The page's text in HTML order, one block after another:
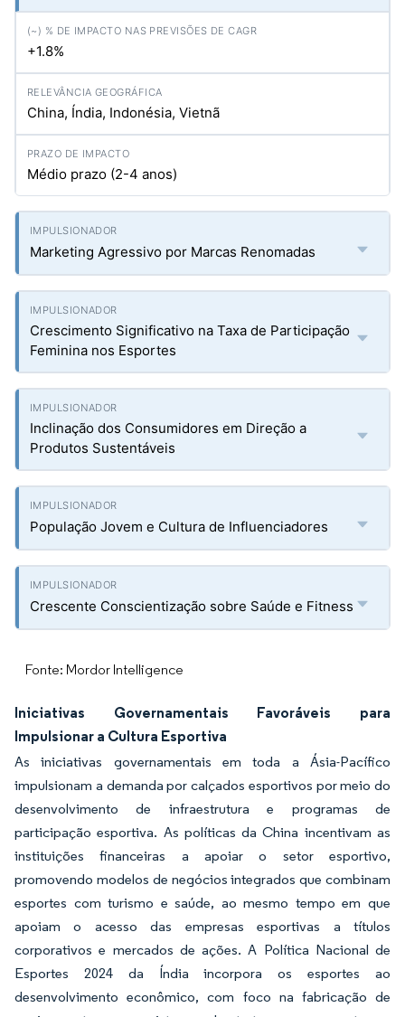
+1.8%
China, Índia, Indonésia, Vietnã
Médio prazo (2-4 anos)
Marketing Agressivo por Marcas Renomadas
Crescimento Significativo na Taxa de Participação
Feminina nos Esportes
Inclinação dos Consumidores em Direção a
Produtos Sustentáveis
População Jovem e Cultura de Influenciadores
Crescente Conscientização sobre Saúde e Fitness
Fonte: Mordor Intelligence
Iniciativas Governamentais Favoráveis para
Impulsionar a Cultura Esportiva
As iniciativas governamentais em toda a Ásia-Pacífico
impulsionam a demanda por calçados esportivos por meio do
desenvolvimento de infraestrutura e programas de
participação esportiva. As políticas da China incentivam as
instituições financeiras a apoiar o setor esportivo,
promovendo modelos de negócios integrados que combinam
esportes com turismo e saúde, ao mesmo tempo em que
apoiam o acesso das empresas esportivas a títulos
corporativos e mercados de ações. A Política Nacional de
Esportes 2024 da Índia incorpora os esportes ao
desenvolvimento econômico, com foco na fabricação de